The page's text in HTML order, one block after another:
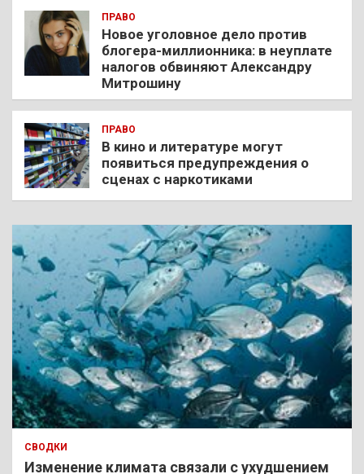
ПРАВО
Новое уголовное дело против
блогера-миллионника: в неуплате
налогов обвиняют Александру
Митрошину
ПРАВО
В кино и литературе могут
появиться предупреждения о
сценах с наркотиками
СВОДКИ
Изменение климата связали с ухудшением